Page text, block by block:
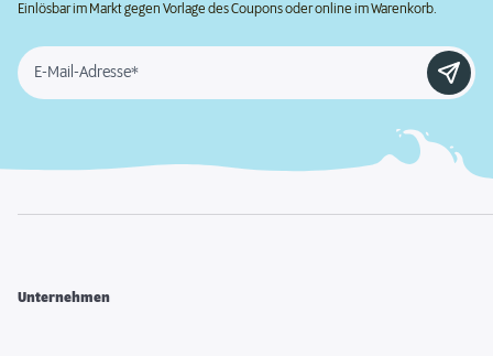
Einlösbar im Markt gegen Vorlage des Coupons oder online im Warenkorb.
E-Mail-Adresse*
Unternehmen